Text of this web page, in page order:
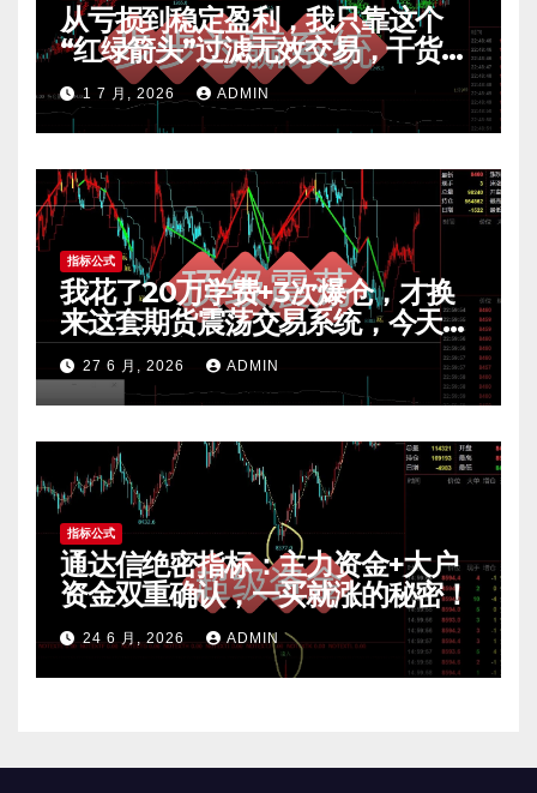
从亏损到稳定盈利，我只靠这个
“红绿箭头”过滤无效交易，干货全
公开 mt4指标
1 7 月, 2026 ADMIN
指标公式
我花了20万学费+3次爆仓，才换
来这套期货震荡交易系统，今天免
费公开核心逻辑
27 6 月, 2026 ADMIN
指标公式
通达信绝密指标：主力资金+大户
资金双重确认，一买就涨的秘密！
24 6 月, 2026 ADMIN